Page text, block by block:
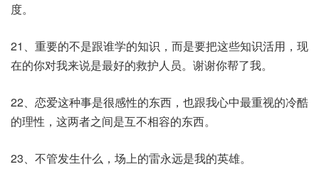
度。
21、重要的不是跟谁学的知识，而是要把这些知识活用，现
在的你对我来说是最好的救护人员。谢谢你帮了我。
22、恋爱这种事是很感性的东西，也跟我心中最重视的冷酷
的理性，这两者之间是互不相容的东西。
23、不管发生什么，场上的雷永远是我的英雄。